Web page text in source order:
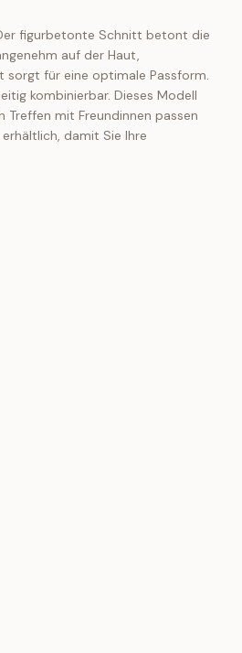
figurbetonte Schnitt betont die
auf der Haut,
sorgt für eine optimale Passform.
kombinierbar. Dieses Modell
Treffen mit Freundinnen passen
damit Sie Ihre